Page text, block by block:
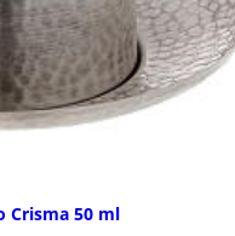
Crisma 50 ml